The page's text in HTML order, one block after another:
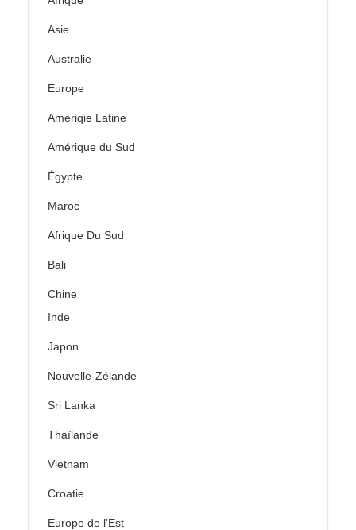
Asie
Australie
Europe
Ameriqie Latine
Amérique du Sud
Égypte
Maroc
Afrique Du Sud
Bali
Chine
Inde
Japon
Nouvelle-Zélande
Sri Lanka
Thaïlande
Vietnam
Croatie
Europe de l'Est